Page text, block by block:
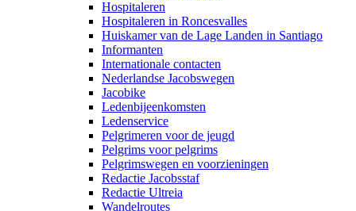
Hospitaleren
Hospitaleren in Roncesvalles
Huiskamer van de Lage Landen in Santiago
Informanten
Internationale contacten
Nederlandse Jacobswegen
Jacobike
Ledenbijeenkomsten
Ledenservice
Pelgrimeren voor de jeugd
Pelgrims voor pelgrims
Pelgrimswegen en voorzieningen
Redactie Jacobsstaf
Redactie Ultreia
Wandelroutes